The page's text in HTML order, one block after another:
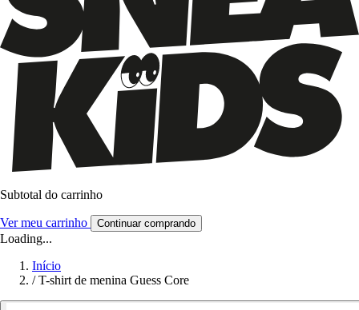
Subtotal do carrinho
Ver meu carrinho Continuar comprando
Loading...
Início
/ T-shirt de menina Guess Core